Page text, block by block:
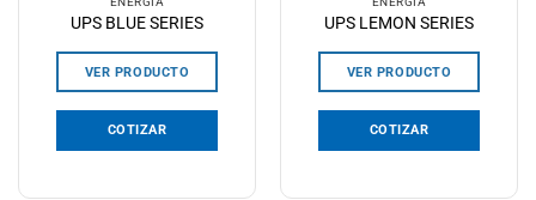
UPS BLUE SERIES
VER PRODUCTO
COTIZAR
UPS LEMON SERIES
VER PRODUCTO
COTIZAR